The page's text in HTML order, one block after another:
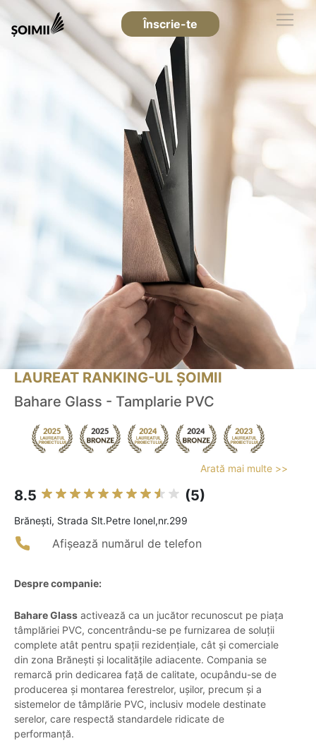
Înscrie-te
LAUREAT RANKING-UL ȘOIMII
Bahare Glass - Tamplarie PVC
Arată mai multe >>
8.5 (5)
Brăneşti, Strada Slt.Petre Ionel,nr.299
Afișează numărul de telefon
Despre companie:
Bahare Glass activează ca un jucător recunoscut pe piața
tâmplăriei PVC, concentrându-se pe furnizarea de soluții
complete atât pentru spații rezidențiale, cât și comerciale
din zona Brănești și localitățile adiacente. Compania se
remarcă prin dedicarea față de calitate, ocupându-se de
producerea și montarea ferestrelor, ușilor, precum și a
sistemelor de tâmplărie PVC, inclusiv modele destinate
serelor, care respectă standardele ridicate de
performanță.